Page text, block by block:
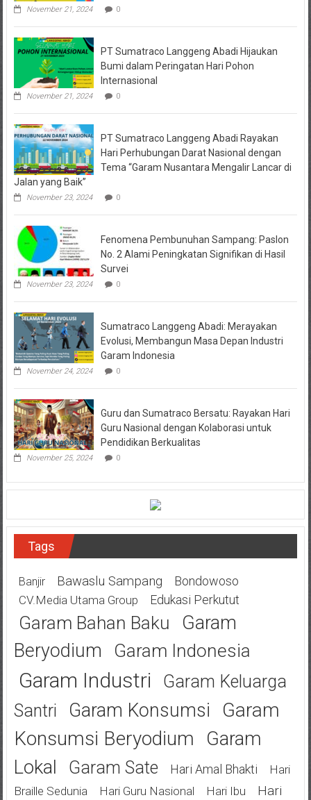
November 21, 2024 0
PT Sumatraco Langgeng Abadi Hijaukan
Bumi dalam Peringatan Hari Pohon
Internasional
November 21, 2024 0
PT Sumatraco Langgeng Abadi Rayakan
Hari Perhubungan Darat Nasional dengan
Tema “Garam Nusantara Mengalir Lancar di
Jalan yang Baik”
November 23, 2024 0
Fenomena Pembunuhan Sampang: Paslon
No. 2 Alami Peningkatan Signifikan di Hasil
Survei
November 23, 2024 0
Sumatraco Langgeng Abadi: Merayakan
Evolusi, Membangun Masa Depan Industri
Garam Indonesia
November 24, 2024 0
Guru dan Sumatraco Bersatu: Rayakan Hari
Guru Nasional dengan Kolaborasi untuk
Pendidikan Berkualitas
November 25, 2024 0
Tags
Banjir Bawaslu Sampang Bondowoso
CV.Media Utama Group Edukasi Perkutut
Garam Bahan Baku
Garam
Beryodium
Garam Indonesia
Garam Industri
Garam Keluarga
Santri
Garam Konsumsi
Garam
Konsumsi Beryodium
Garam
Lokal
Garam Sate Hari Amal Bhakti
Hari
Braille Sedunia
Hari Guru Nasional Hari Ibu Hari